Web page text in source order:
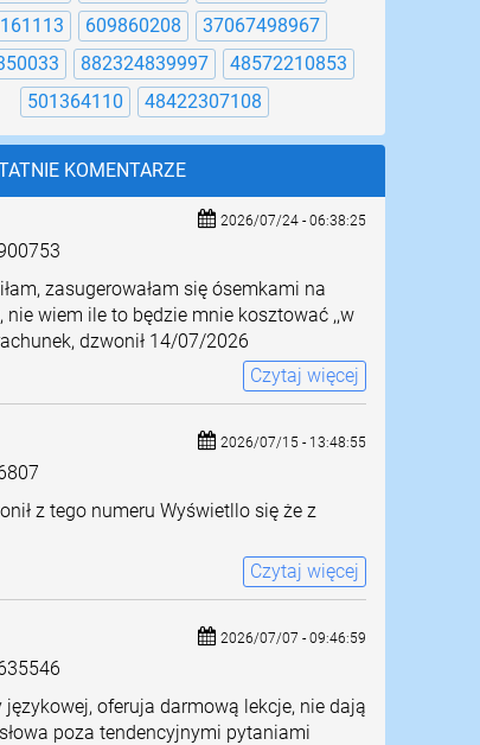
609860208
37067498967
882324839997
48572210853
501364110
48422307108
KOMENTARZE
2026/07/24 - 06:38:25
zasugerowałam się ósemkami na
nie wiem ile to będzie mnie kosztować ,,w
dzwonił 14/07/2026
Czytaj więcej
2026/07/15 - 13:48:55
z tego numeru Wyświetllo się że z
Czytaj więcej
2026/07/07 - 09:46:59
językowej, oferuja darmową lekcje, nie dają
poza tendencyjnymi pytaniami